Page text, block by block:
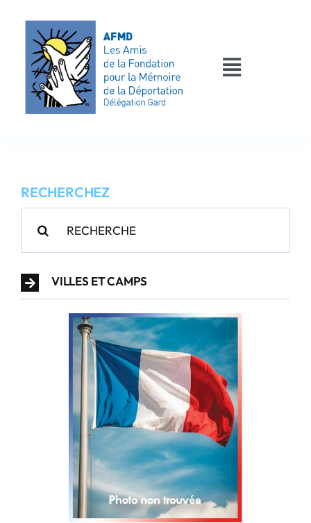
contenu
Toggle
AFMD 30
Les victimes
RECHERCHEZ
VILLES ET CAMPS